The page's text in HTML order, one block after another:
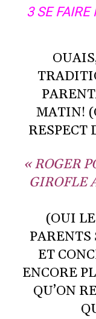
3 SE FAIRE
MATIN!
RESPECT
« ROGER
GIROFLE
(OUI
ET
ENCORE
QU’ON